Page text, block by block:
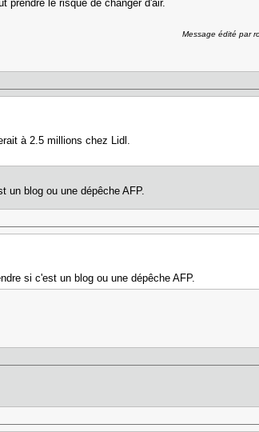
prendre le risque de changer d'air.
Message édité par
à 2.5 millions chez Lidl.
un blog ou une dépêche AFP.
si c'est un blog ou une dépêche AFP.